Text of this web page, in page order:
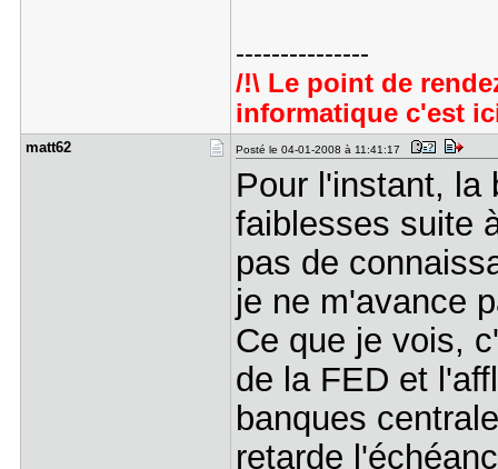
---------------
/!\ Le point de
informatique c'est
matt62 Posté le 04-01-2008 à 11:41:17
Pour l'instant, la
faiblesses suite
pas de
je ne m'avance
Ce que je vois,
de la FED et
banques
retarde